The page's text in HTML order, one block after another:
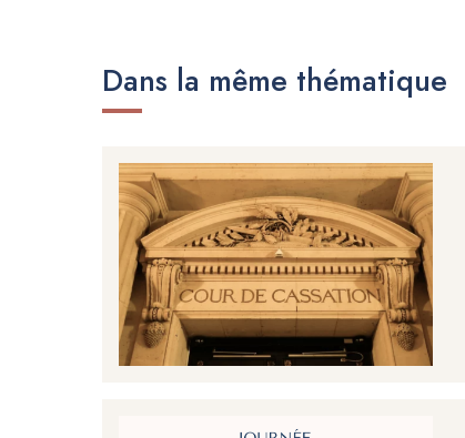
Dans la même thématique